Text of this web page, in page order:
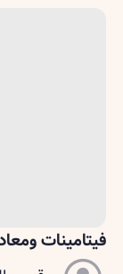
فيتامينات